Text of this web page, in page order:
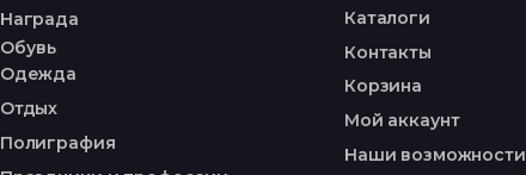
Награда
Обувь
Одежда
Отдых
Полиграфия
Каталоги
Контакты
Корзина
Мой аккаунт
Наши возможности